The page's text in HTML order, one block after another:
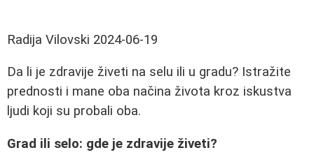
Radija Vilovski 2024-06-19
Da li je zdravije živeti na selu ili u gradu? Istražite
prednosti i mane oba načina života kroz iskustva
ljudi koji su probali oba.
Grad ili selo: gde je zdravije živeti?